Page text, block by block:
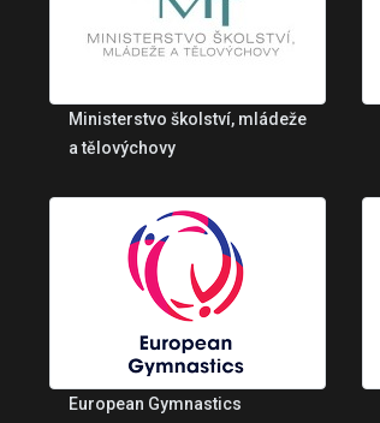
Ministerstvo školství, mládeže
a tělovýchovy
European Gymnastics